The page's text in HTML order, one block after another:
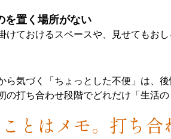
を置く場所がない
けておけるスペースや、見せてもお
ら気づく「ちょっとした不便」は、
の打ち合わせ段階でどれだけ「生活
とはメモ。打ち合